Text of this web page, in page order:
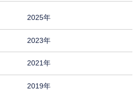
2025年
2023年
2021年
2019年